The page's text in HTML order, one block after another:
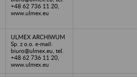
+48 62 736 11 20,
www.ulmex.eu
ULMEX ARCHIWUM
Sp. z o.o. e-mail:
biuro@ulmex.eu, tel.
+48 62 736 11 20,
www.ulmex.eu